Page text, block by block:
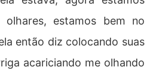
estamos bem no
então diz colocando suas
acariciando me olhando